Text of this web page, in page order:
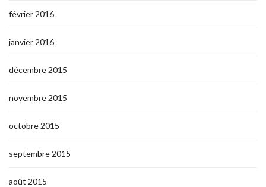
février 2016
janvier 2016
décembre 2015
novembre 2015
octobre 2015
septembre 2015
août 2015